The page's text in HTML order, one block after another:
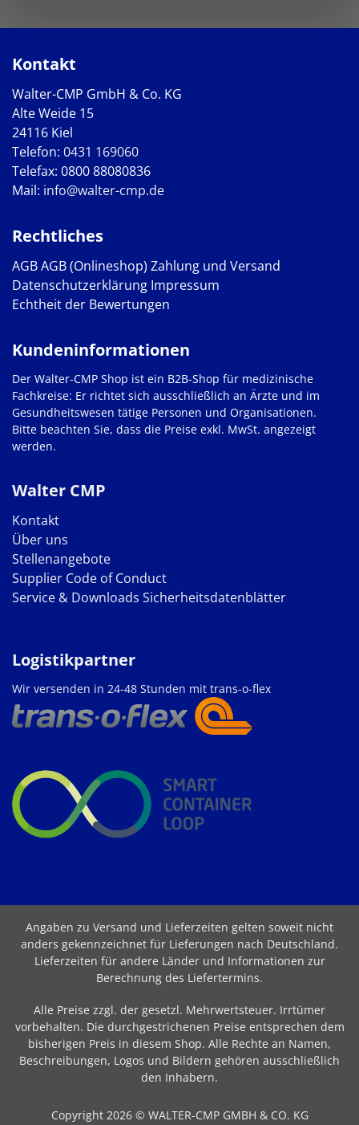
Kontakt
Walter-CMP GmbH & Co. KG
Alte Weide 15
24116 Kiel
Telefon: 0431 169060
Telefax: 0800 88080836
Mail: info@walter-cmp.de
Rechtliches
AGBAGB (Onlineshop) Zahlung und Versand
Datenschutzerklärung Impressum
Echtheit der Bewertungen
Walter CMP
Kontakt
Über uns
Stellenangebote
Supplier Code of Conduct
Service & Downloads Sicherheitsdatenblätter
Kundeninformationen
Der Walter-CMP Shop ist ein B2B-Shop für medizinische
Fachkreise: Er richtet sich ausschließlich an Ärzte und im
Gesundheitswesen tätige Personen und Organisationen.
Bitte beachten Sie, dass die Preise exkl. MwSt. angezeigt
werden.
Logistikpartner
Wir versenden in 24-48 Stunden mit trans-o-flex
Angaben zu Versand und Lieferzeiten gelten soweit nicht
anders gekennzeichnet für Lieferungen nach Deutschland.
Lieferzeiten für andere Länder und Informationen zur
Berechnung des Liefertermins.
Alle Preise zzgl. der gesetzl. Mehrwertsteuer. Irrtümer
vorbehalten. Die durchgestrichenen Preise entsprechen dem
bisherigen Preis in diesem Shop. Alle Rechte an Namen,
Beschreibungen, Logos und Bildern gehören ausschließlich
den Inhabern.
Copyright 2026 © WALTER-CMP GMBH & CO. KG